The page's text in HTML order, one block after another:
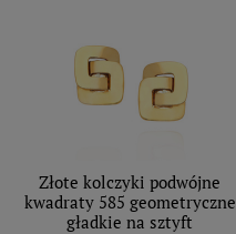
Złote kolczyki podwójne
kwadraty 585 geometryczne
gładkie na sztyft